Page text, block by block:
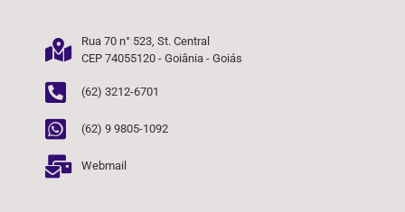
Rua 70 n° 523, St. Central
CEP 74055120 - Goiânia - Goiás
(62) 3212-6701
(62) 9 9805-1092
Webmail